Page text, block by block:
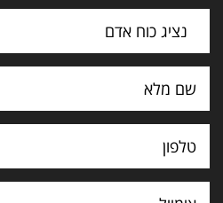
נציג כוח אדם